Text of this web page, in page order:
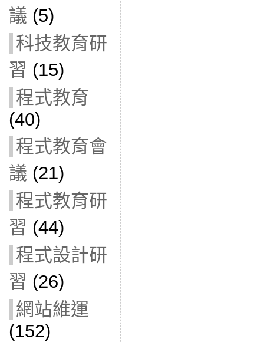
議 (5)
科技教育研
習 (15)
程式教育
(40)
程式教育會
議 (21)
程式教育研
習 (44)
程式設計研
習 (26)
網站維運
(152)